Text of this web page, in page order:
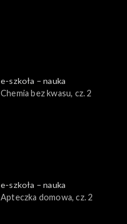
e-szkoła – nauka
Chemia bez kwasu, cz. 2
e-szkoła – nauka
Apteczka domowa, cz. 2